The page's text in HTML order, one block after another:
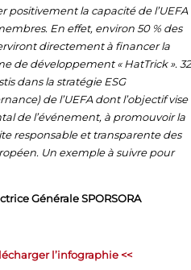
la capacité de l’UEFA
En effet, environ 50 % des
directement à financer la
de développement « HatTrick ». 32
dans la stratégie ESG
de l’UEFA dont l’objectif vise
de l’événement, à promouvoir la
responsable et transparente des
Un exemple à suivre pour
Générale SPORSORA
l’infographie <<